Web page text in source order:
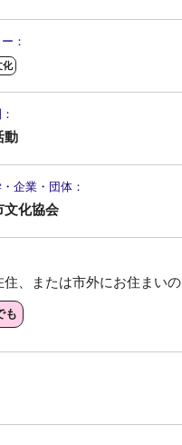
：
化
動
・企業・団体：
文化協会
住、または市外にお住まいの
も